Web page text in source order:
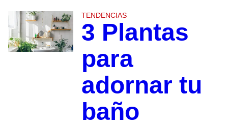
TENDENCIAS
3 Plantas
para
adornar tu
baño